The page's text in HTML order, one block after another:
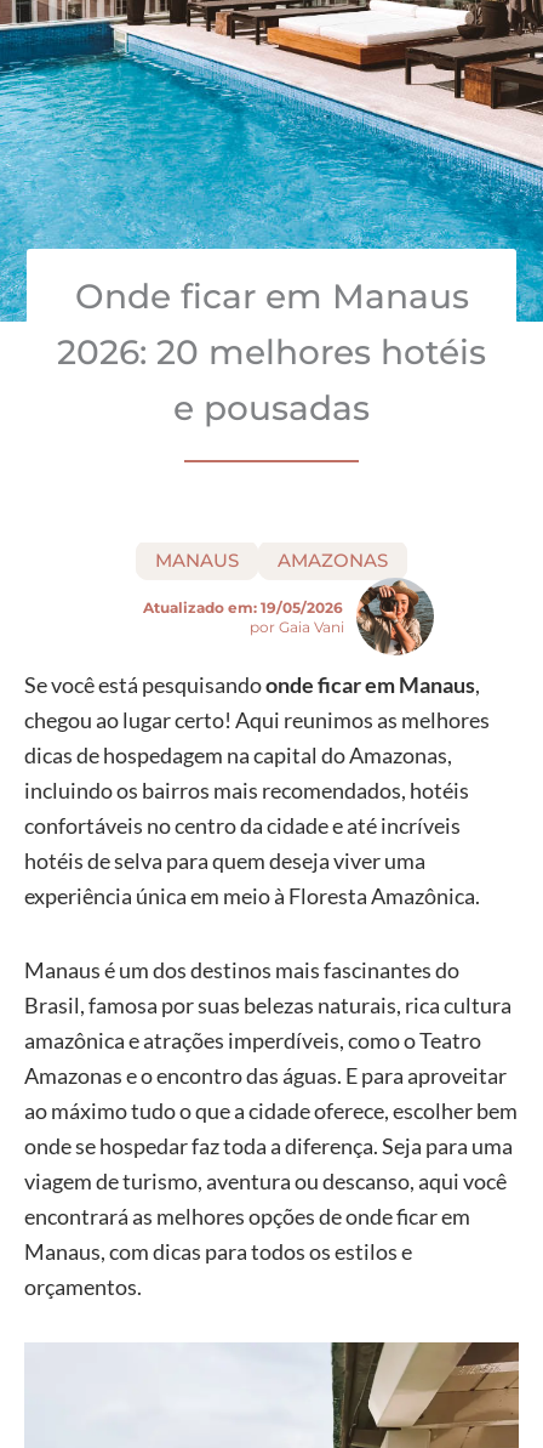
Onde ficar em Manaus
2026: 20 melhores hotéis
e pousadas
MANAUS AMAZONAS
Atualizado em: 19/05/2026
por Gaia Vani
Se você está pesquisandoonde ficar em Manaus,
chegou ao lugar certo! Aqui reunimos as melhores
dicas de hospedagem na capital do Amazonas,
incluindo os bairros mais recomendados, hotéis
confortáveis no centro da cidade e até incríveis
hotéis de selva para quem deseja viver uma
experiência única em meio à Floresta Amazônica.
Manaus é um dos destinos mais fascinantes do
Brasil, famosa por suas belezas naturais, rica cultura
amazônica e atrações imperdíveis, como o Teatro
Amazonas e o encontro das águas. E para aproveitar
ao máximo tudo o que a cidade oferece, escolher bem
onde se hospedar faz toda a diferença. Seja para uma
viagem de turismo, aventura ou descanso, aqui você
encontrará as melhores opções de onde ficar em
Manaus, com dicas para todos os estilos e
orçamentos.